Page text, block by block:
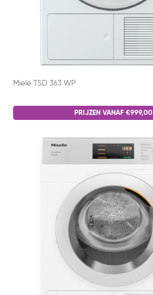
Miele TSD 363 WP
PRIJZEN VANAF €999,00